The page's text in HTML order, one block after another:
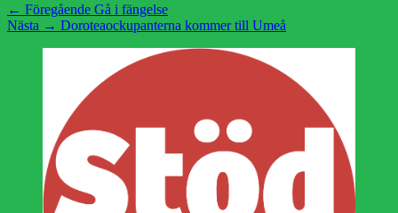
Inläggsnavigering
← Föregående Föregående
inlägg:
Gå i fängelse
Nästa → Nästa
Doroteaockupanterna kommer till Umeå